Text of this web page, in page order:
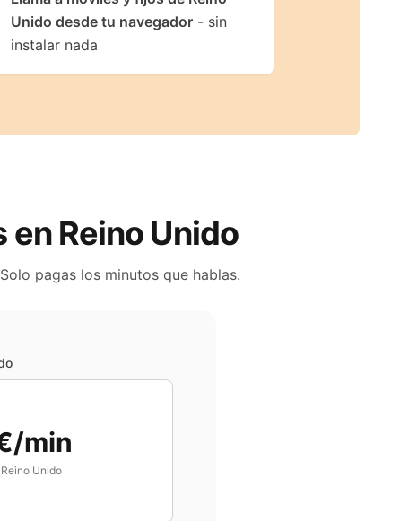
Unido desde tu navegador- sin
instalar nada
en Reino Unido
pagas los minutos que hablas.
min
Reino Unido